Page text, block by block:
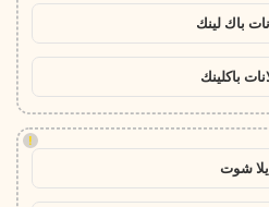
باك لينك
باكلينك
!
يلا شوت